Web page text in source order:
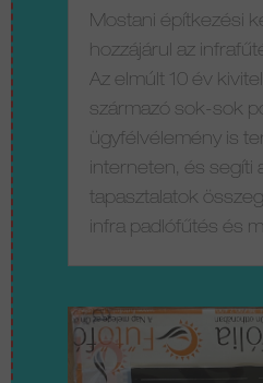
Mostani építkezési
hozzájárul az
Az elmúlt 10 év
származó sok-sok
ügyfélvélemény is
interneten, és segíti
tapasztalatok
infra padlófűtés és